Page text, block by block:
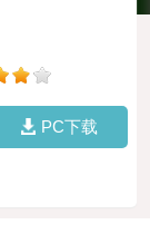
PC下载